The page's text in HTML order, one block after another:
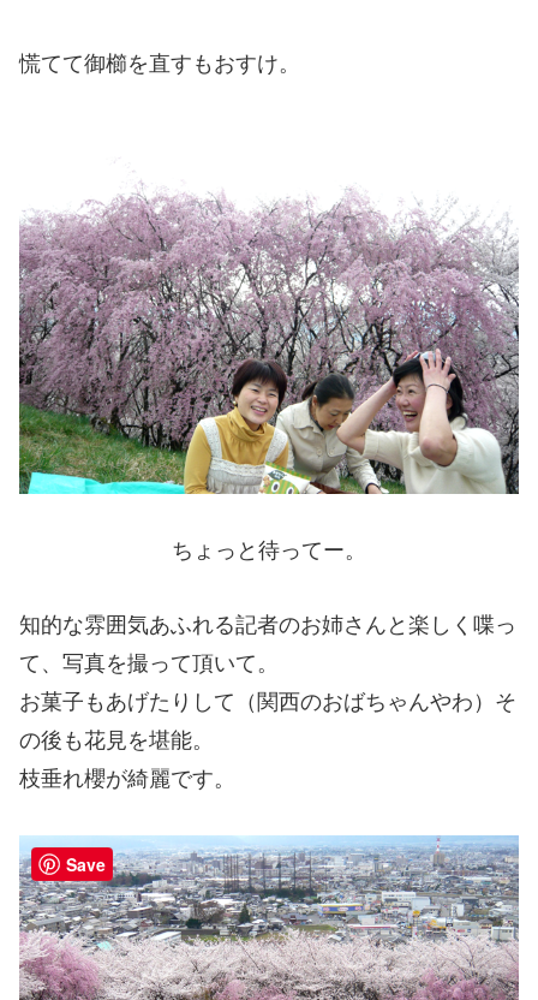
慌てて御櫛を直すもおすけ。
ちょっと待ってー。
知的な雰囲気あふれる記者のお姉さんと楽しく喋っ
て、写真を撮って頂いて。
お菓子もあげたりして（関西のおばちゃんやわ）そ
の後も花見を堪能。
枝垂れ櫻が綺麗です。
Save